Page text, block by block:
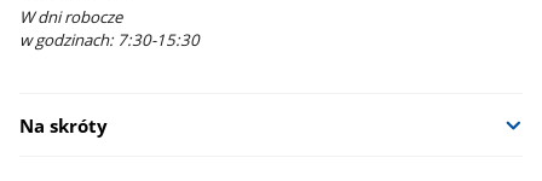
W dni robocze
w godzinach: 7:30-15:30
Na skróty